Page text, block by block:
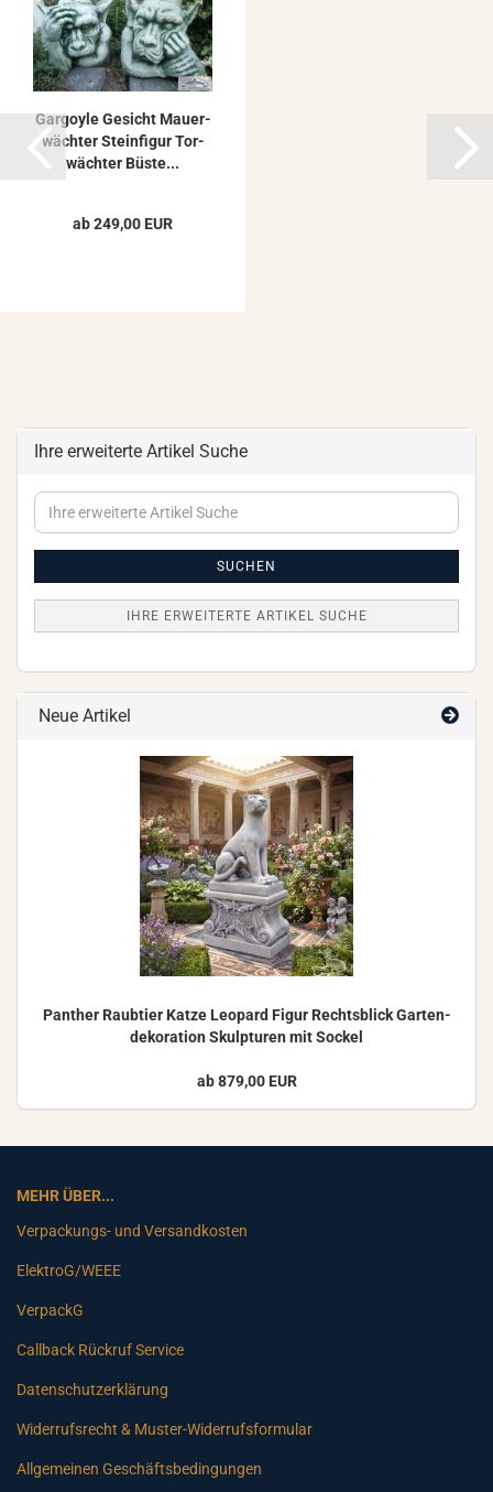
Gar­go­yle Ge­sicht Mau­er­
wäch­ter Stein­fi­gur Tor­
wäch­ter Büste...
ab 249,00 EUR
Ihre erweiterte Artikel Suche
Ihre
erweiterte
SUCHEN
IHRE ERWEITERTE ARTIKEL SUCHE
Neue Artikel
Pan­ther Raub­tier Katze Leo­pard Figur Rechts­blick Gar­ten­
de­ko­ra­ti­on Skulp­tu­ren mit So­ckel
ab 879,00 EUR
MEHR ÜBER...
Verpackungs- und Versandkosten
ElektroG/WEEE
VerpackG
Callback Rückruf Service
Datenschutzerklärung
Widerrufsrecht & Muster-Widerrufsformular
Allgemeinen Geschäftsbedingungen